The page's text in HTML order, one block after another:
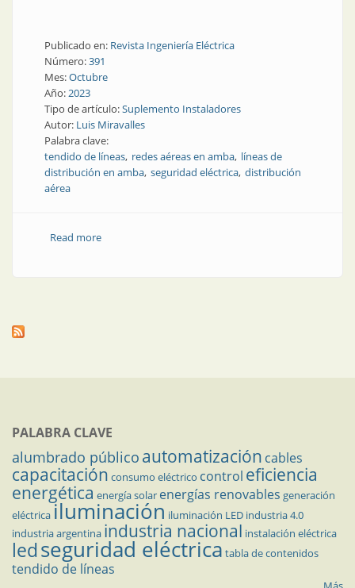
Publicado en: Revista Ingeniería Eléctrica
Número:391
Mes:Octubre
Año:2023
Tipo de artículo:Suplemento Instaladores
Autor: Luis Miravalles
Palabra clave:
tendido de líneas redes aéreas en amba líneas de
distribución en amba seguridad eléctrica distribución
aérea
Read moreabout Trabajos en la vía pública del AMBA
PALABRA CLAVE
alumbrado público automatización cables
capacitación consumo eléctrico control eficiencia
energética energía solar energías renovables generación
eléctricailuminación iluminación LED industria 4.0
industria argentina industria nacional instalación eléctrica
ledseguridad eléctrica tabla de contenidos
tendido de líneas